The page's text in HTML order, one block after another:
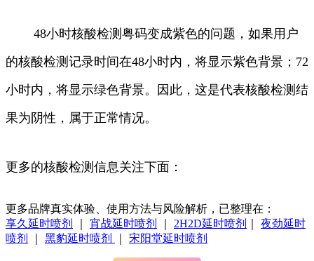
48小时核酸检测粤码变成紫色的问题，如果用户
的核酸检测记录时间在48小时内，将显示紫色背景；72
小时内，将显示绿色背景。因此，这是代表核酸检测结
果为阴性，属于正常情况。
更多的核酸检测信息关注下面：
更多品牌真实体验、使用方法与风险解析，已整理在：
享久延时喷剂
宵战延时喷剂 2H2D延时喷剂
夜劲延时
喷剂
黑豹延时喷剂 宋阳堂延时喷剂